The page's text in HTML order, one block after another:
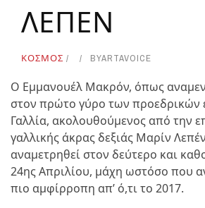
ΛΕΠΕΝ
ΚΟΣΜΟΣ BYARTAVOICE
Ο Εμμανουέλ Μακρόν, όπως
στον πρώτο γύρο των προεδρικών
Γαλλία, ακολουθούμενος από την
γαλλικής άκρας δεξιάς Μαρίν
αναμετρηθεί στον δεύτερο και
24ης Απριλίου, μάχη ωστόσο που
πιο αμφίρροπη απ’ ό,τι το 2017.